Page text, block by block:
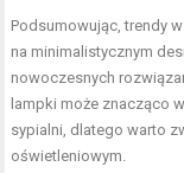
Podsumowując, trendy
na minimalistycznym
nowoczesnych
lampki może znacząco
sypialni, dlatego warto
oświetleniowym.